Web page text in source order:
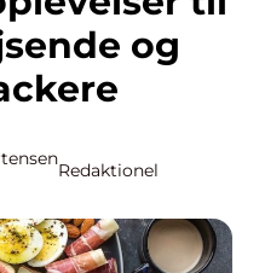
og
Redaktionel